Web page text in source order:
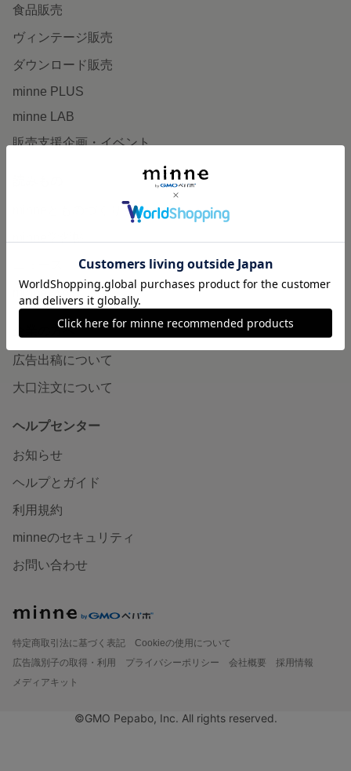
食品販売
ヴィンテージ販売
ダウンロード販売
minne PLUS
minne LAB
販売支援企画・イベント
minneとものづくりと
minneの本
企業の方へ
広告出稿について
大口注文について
ヘルプセンター
お知らせ
ヘルプとガイド
利用規約
minneのセキュリティ
お問い合わせ
特定商取引法に基づく表記
Cookieの使用について
広告識別子の取得・利用
プライバシーポリシー 会社概要
採用情報
メディアキット
©GMO Pepabo, Inc. All rights reserved.